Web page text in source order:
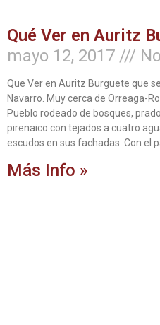
Qué Ver en Auritz
mayo 12, 2017
Que Ver en Auritz Burguete que
Navarro. Muy cerca de Orreaga-
Pueblo rodeado de bosques,
pirenaico con tejados a cuatro
escudos en sus fachadas. Con el
Más Info »